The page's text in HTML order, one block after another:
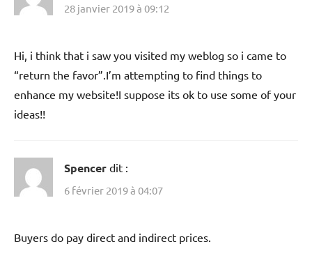
28 janvier 2019 à 09:12
Hi, i think that i saw you visited my weblog so i came to
“return the favor”.I’m attempting to find things to
enhance my website!I suppose its ok to use some of your
ideas!!
Spencer dit :
6 février 2019 à 04:07
Buyers do pay direct and indirect prices.